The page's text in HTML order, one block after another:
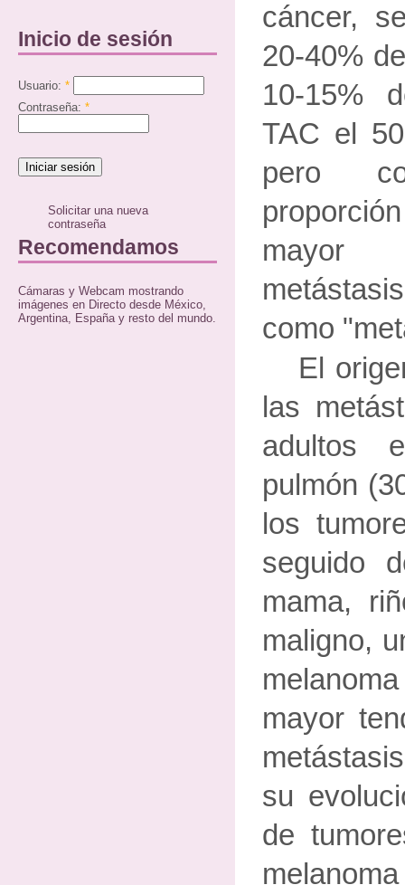
Inicio de sesión
Usuario: *
Contraseña: *
Solicitar una nueva
contraseña
Recomendamos
Cámaras y Webcam mostrando
imágenes en Directo desde México,
Argentina, España y resto del mundo.
cáncer,
20-40%
10-15%
TAC el
pero
mayor
como
El
las
adultos
pulmón
los
seguido
mama,
maligno,
mayor
su
de